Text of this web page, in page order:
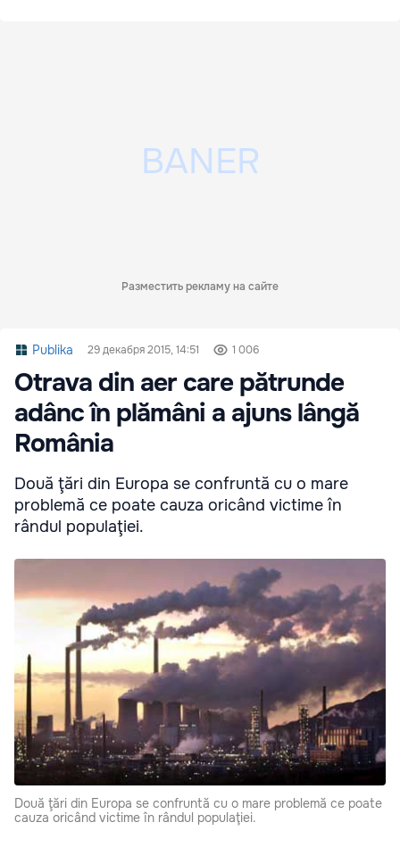
Разместить рекламу на сайте
Publika 29 декабря 2015, 14:51 1 006
Otrava din aer care pătrunde
adânc în plămâni a ajuns lângă
România
Două ţări din Europa se confruntă cu o mare
problemă ce poate cauza oricând victime în
rândul populaţiei.
Două ţări din Europa se confruntă cu o mare problemă ce poate
cauza oricând victime în rândul populaţiei.